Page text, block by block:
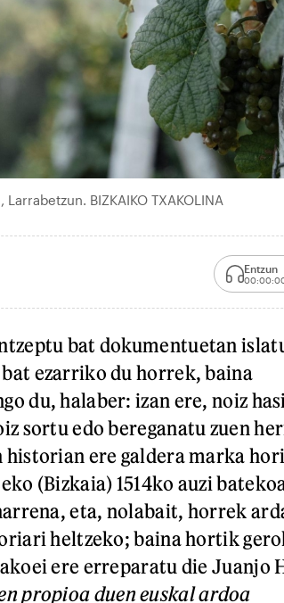
BIZKAIKO TXAKOLINA
Entzun
bat dokumentuetan
ezarriko du horrek, baina
du, halaber: izan ere, noiz
sortu edo bereganatu zuen
ere galdera marka
(Bizkaia) 1514ko auzi
eta, nolabait, horrek
heltzeko; baina hortik
ere erreparatu die Juanjo
propioa duen euskal ardoa